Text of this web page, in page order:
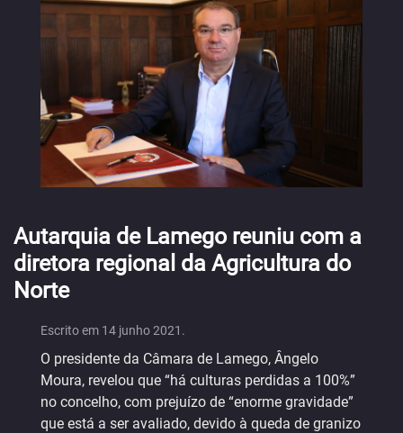
Autarquia de Lamego reuniu com a
diretora regional da Agricultura do
Norte
Escrito em 14 junho 2021 .
O presidente da Câmara de Lamego, Ângelo
Moura, revelou que “há culturas perdidas a 100%”
no concelho, com prejuízo de “enorme gravidade”
que está a ser avaliado, devido à queda de granizo